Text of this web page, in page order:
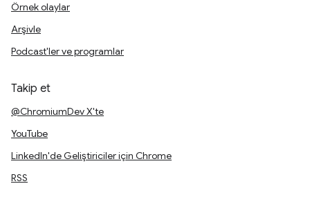
Örnek olaylar
Arşivle
Podcast'ler ve programlar
Takip et
@ChromiumDev X'te
YouTube
LinkedIn'de Geliştiriciler için Chrome
RSS